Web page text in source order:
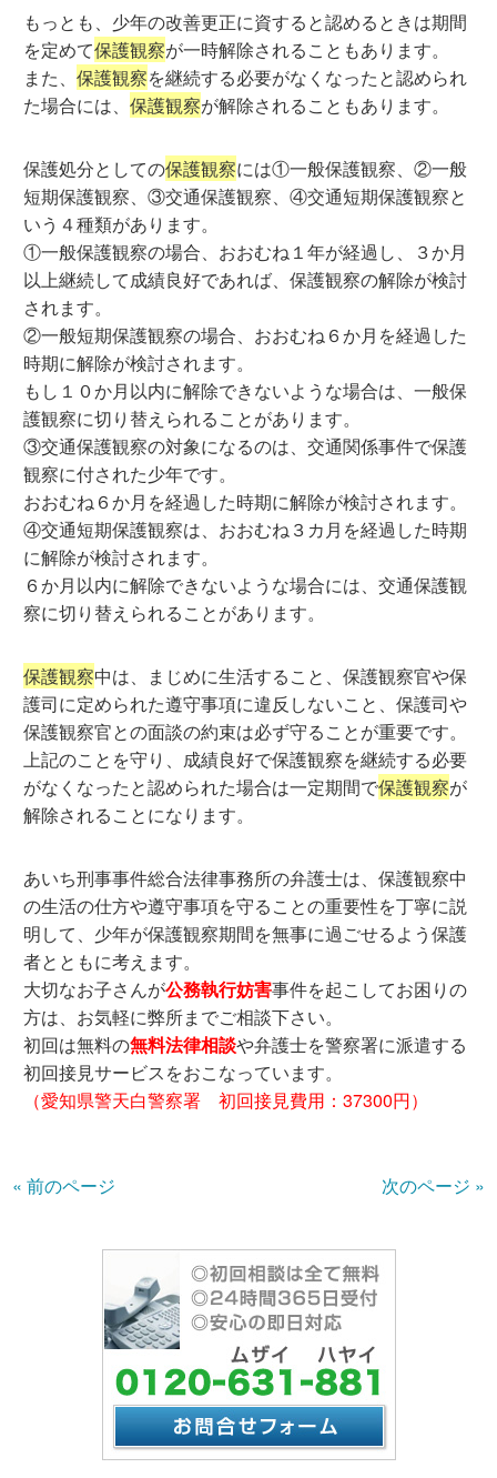
もっとも、少年の改善更正に資すると認めるときは期間
を定めて保護観察が一時解除されることもあります。
また、保護観察を継続する必要がなくなったと認められ
た場合には、保護観察が解除されることもあります。
保護処分としての保護観察には①一般保護観察、②一般
短期保護観察、③交通保護観察、④交通短期保護観察と
いう４種類があります。
①一般保護観察の場合、おおむね１年が経過し、３か月
以上継続して成績良好であれば、保護観察の解除が検討
されます。
②一般短期保護観察の場合、おおむね６か月を経過した
時期に解除が検討されます。
もし１０か月以内に解除できないような場合は、一般保
護観察に切り替えられることがあります。
③交通保護観察の対象になるのは、交通関係事件で保護
観察に付された少年です。
おおむね６か月を経過した時期に解除が検討されます。
④交通短期保護観察は、おおむね３カ月を経過した時期
に解除が検討されます。
６か月以内に解除できないような場合には、交通保護観
察に切り替えられることがあります。
保護観察中は、まじめに生活すること、保護観察官や保
護司に定められた遵守事項に違反しないこと、保護司や
保護観察官との面談の約束は必ず守ることが重要です。
上記のことを守り、成績良好で保護観察を継続する必要
がなくなったと認められた場合は一定期間で保護観察が
解除されることになります。
あいち刑事事件総合法律事務所の弁護士は、保護観察中
の生活の仕方や遵守事項を守ることの重要性を丁寧に説
明して、少年が保護観察期間を無事に過ごせるよう保護
者とともに考えます。
大切なお子さんが公務執行妨害事件を起こしてお困りの
方は、お気軽に弊所までご相談下さい。
初回は無料の無料法律相談や弁護士を警察署に派遣する
初回接見サービスをおこなっています。
（愛知県警天白警察署 初回接見費用：37300円）
« 前のページ 次のページ »